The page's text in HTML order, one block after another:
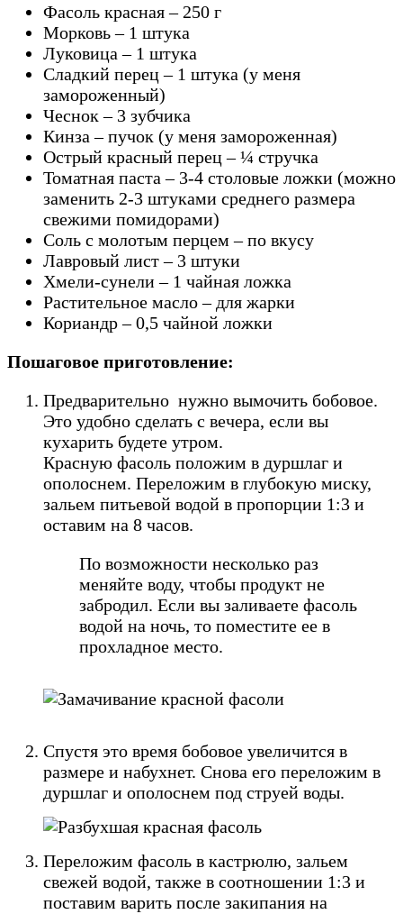
Фасоль красная – 250 г
Морковь – 1 штука
Луковица – 1 штука
Сладкий перец – 1 штука (у меня
замороженный)
Чеснок – 3 зубчика
Кинза – пучок (у меня замороженная)
Острый красный перец – ¼ стручка
Томатная паста – 3-4 столовые ложки (можно
заменить 2-3 штуками среднего размера
свежими помидорами)
Соль с молотым перцем – по вкусу
Лавровый лист – 3 штуки
Хмели-сунели – 1 чайная ложка
Растительное масло – для жарки
Кориандр – 0,5 чайной ложки
Пошаговое приготовление:
Предварительно нужно вымочить бобовое.
Это удобно сделать с вечера, если вы
кухарить будете утром.
Красную фасоль положим в дуршлаг и
ополоснем. Переложим в глубокую миску,
зальем питьевой водой в пропорции 1:3 и
оставим на 8 часов.
По возможности несколько раз
меняйте воду, чтобы продукт не
забродил. Если вы заливаете фасоль
водой на ночь, то поместите ее в
прохладное место.
Спустя это время бобовое увеличится в
размере и набухнет. Снова его переложим в
дуршлаг и ополоснем под струей воды.
Переложим фасоль в кастрюлю, зальем
свежей водой, также в соотношении 1:3 и
поставим варить после закипания на